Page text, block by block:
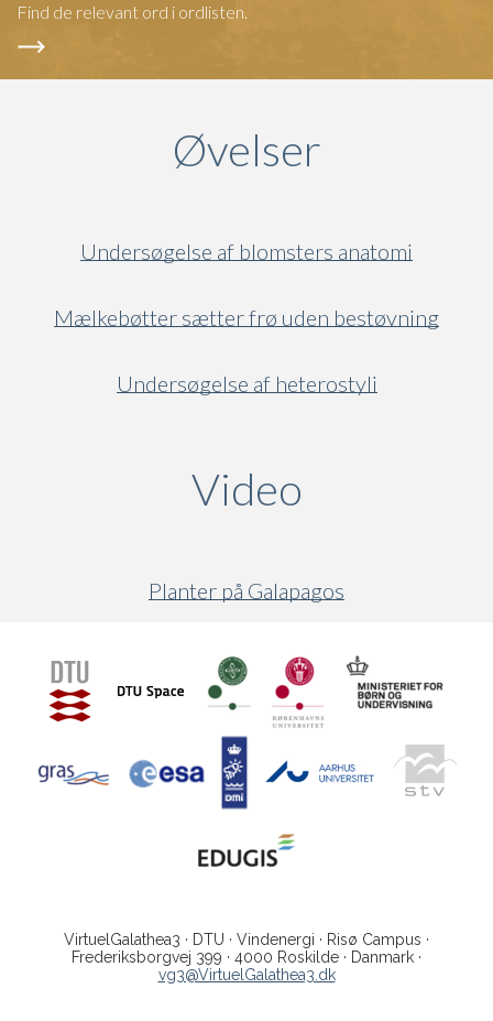
Find de relevant ord i ordlisten.
Øvelser
Undersøgelse af blomsters anatomi
Mælkebøtter sætter frø uden bestøvning
Undersøgelse af heterostyli
Video
Planter på Galapagos
VirtuelGalathea3 · DTU · Vindenergi · Risø Campus ·
Frederiksborgvej 399 · 4000 Roskilde · Danmark ·
vg3@VirtuelGalathea3.dk